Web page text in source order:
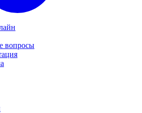
вопросы